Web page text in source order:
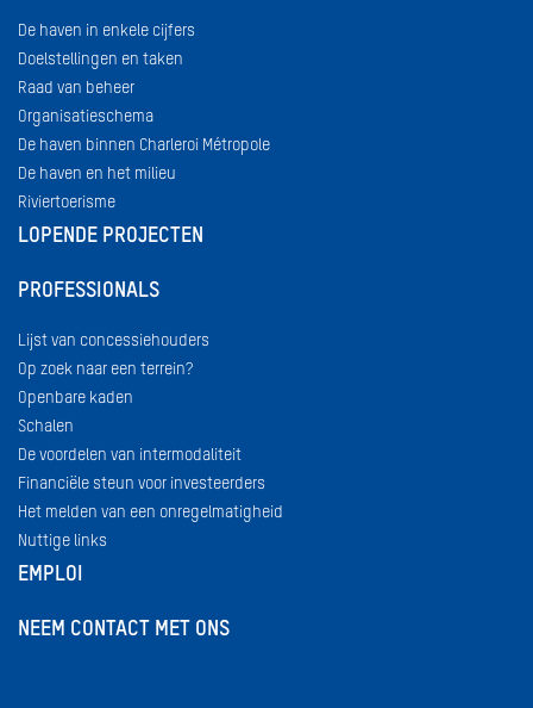
De haven in enkele cijfers
Doelstellingen en taken
Raad van beheer
Organisatieschema
De haven binnen Charleroi Métropole
De haven en het milieu
Riviertoerisme
LOPENDE PROJECTEN
PROFESSIONALS
Lijst van concessiehouders
Op zoek naar een terrein?
Openbare kaden
Schalen
De voordelen van intermodaliteit
Financiële steun voor investeerders
Het melden van een onregelmatigheid
Nuttige links
EMPLOI
NEEM CONTACT MET ONS